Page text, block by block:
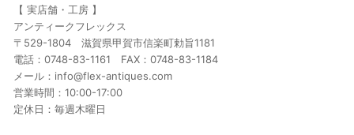
【 実店舗・工房 】
アンティークフレックス
〒529-1804 滋賀県甲賀市信楽町勅旨1181
電話：0748-83-1161 FAX：0748-83-1184
メール：info@flex-antiques.com
営業時間：10:00-17:00
定休日：毎週木曜日